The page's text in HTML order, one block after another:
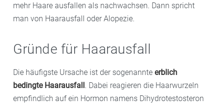
mehr Haare ausfallen als nachwachsen. Dann spricht
man von Haarausfall oder Alopezie.
Gründe für Haarausfall
Die häufigste Ursache ist der sogenannte erblich
bedingte Haarausfall. Dabei reagieren die Haarwurzeln
empfindlich auf ein Hormon namens Dihydrotestosteron